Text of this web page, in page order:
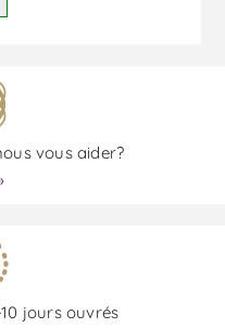
vous aider?
jours ouvrés